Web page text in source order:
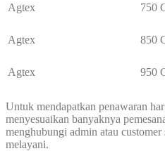
Agtex 750
Agtex 850
Agtex 950
Untuk mendapatkan penawaran
menyesuaikan banyaknya
menghubungi admin atau
melayani.